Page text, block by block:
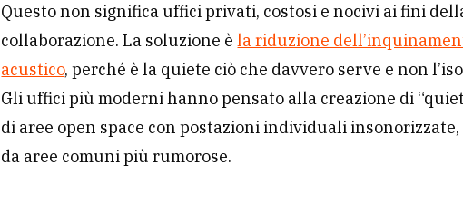
Questo non significa uffici privati, costosi e nocivi ai fini
collaborazione. La soluzione èla riduzione
acustico, perché è la quiete ciò che davvero serve e non
Gli uffici più moderni hanno pensato alla creazione di
di aree open space con postazioni individuali
da aree comuni più rumorose.